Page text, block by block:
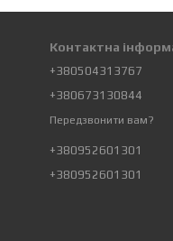
Контактна
+380504313767
+380673130844
Передзвонити вам?
+380952601301
+380952601301